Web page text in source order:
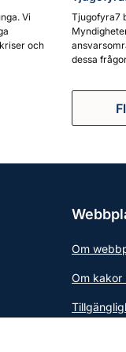
Vi
och
Tjugofyra7
dessa
Om
Om kakor